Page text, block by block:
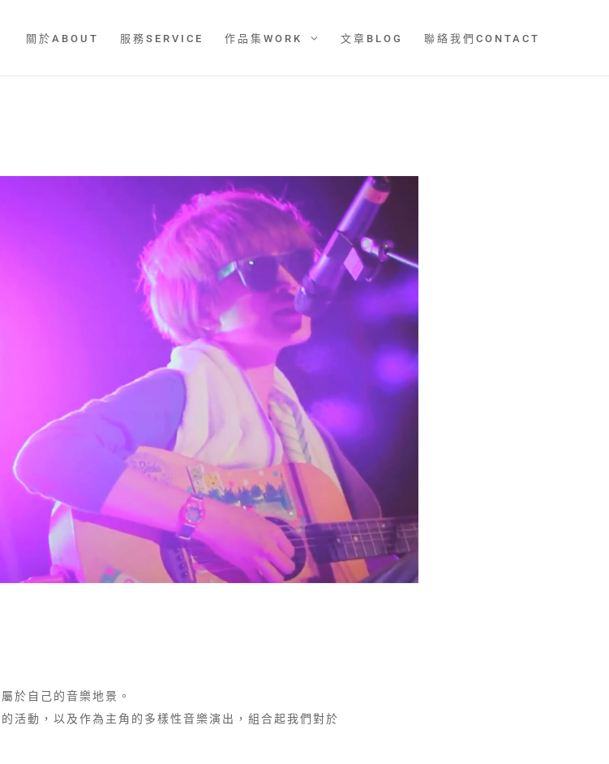
關於ABOUT 服務SERVICE 作品集WORK 文章BLOG 聯絡我們CONTACT
於自己的音樂地景。
活動，以及作為主角的多樣性音樂演出，組合起我們對於